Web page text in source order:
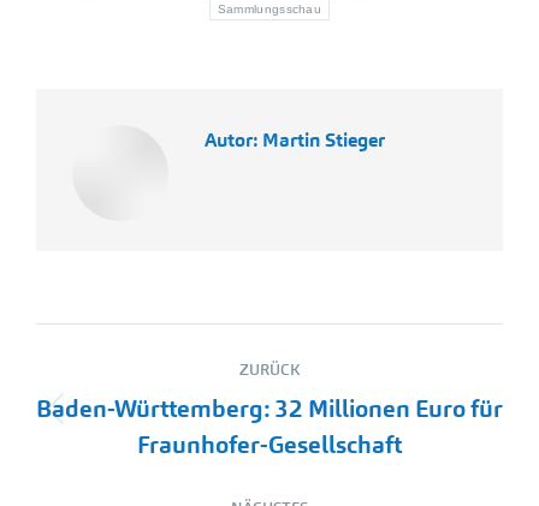
Sammlungsschau
Autor: Martin Stieger
Kommentarnavigation
ZURÜCK
Vorheriger
Beitrag:
Baden-Württemberg: 32 Millionen Euro für
Fraunhofer-Gesellschaft